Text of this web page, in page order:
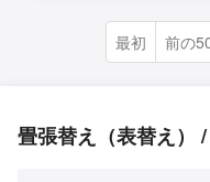
最初 前の
畳張替え（表替え）